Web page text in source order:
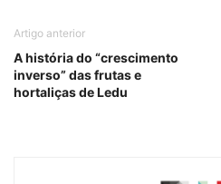
Artigo anterior
A história do “crescimento
inverso” das frutas e
hortaliças de Ledu